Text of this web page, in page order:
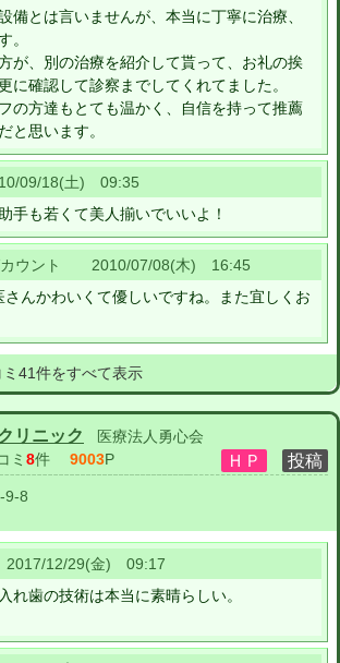
備とは言いませんが、本当に丁寧に治療、
。
が、別の治療を紹介して貰って、お礼の挨
に確認して診察までしてくれてました。
の方達もとても温かく、自信を持って推薦
と思います。
09/18(土) 09:35
手も若くて美人揃いでいいよ！
カウント 2010/07/08(木) 16:45
さんかわいくて優しいですね。また宜しくお
41件をすべて表示
リニック
医療法人勇心会
ミ 8件 9003P
9-8
12/29(金) 09:17
れ歯の技術は本当に素晴らしい。